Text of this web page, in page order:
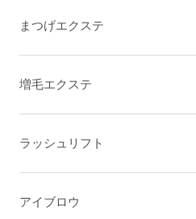
まつげエクステ
増毛エクステ
ラッシュリフト
アイブロウ